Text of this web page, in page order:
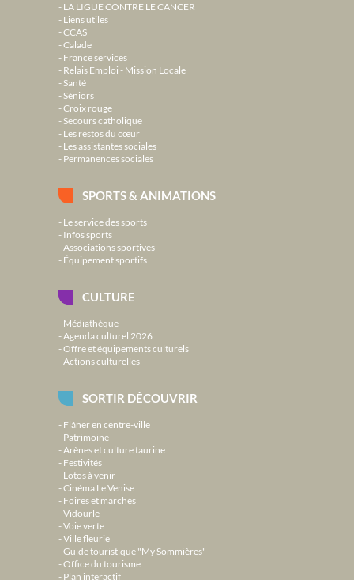
LA LIGUE CONTRE LE CANCER
Liens utiles
CCAS
Calade
France services
Relais Emploi - Mission Locale
Santé
Séniors
Croix rouge
Secours catholique
Les restos du cœur
Les assistantes sociales
Permanences sociales
SPORTS & ANIMATIONS
Le service des sports
Infos sports
Associations sportives
Équipement sportifs
CULTURE
Médiathèque
Agenda culturel 2026
Offre et équipements culturels
Actions culturelles
SORTIR DÉCOUVRIR
Flâner en centre-ville
Patrimoine
Arènes et culture taurine
Festivités
Lotos à venir
Cinéma Le Venise
Foires et marchés
Vidourle
Voie verte
Ville fleurie
Guide touristique "My Sommières"
Office du tourisme
Plan interactif